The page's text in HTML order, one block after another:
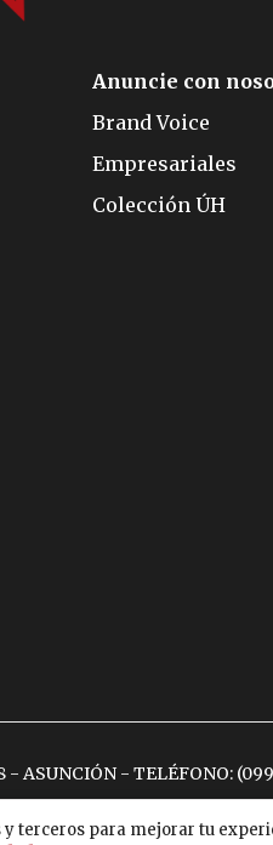
terceros para mejorar tu
Anuncie con
Brand Voice
Empresariales
Colección ÚH
- ASUNCIÓN - TELÉFONO: